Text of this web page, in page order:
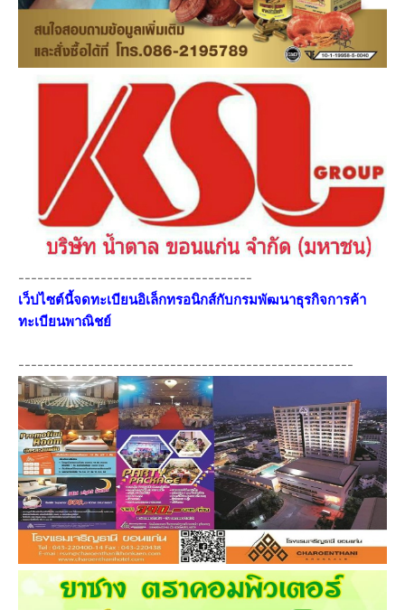
-------------------------------------
เว็ปไซต์นี้จดทะเบียนอิเล็กทรอนิกส์กับกรมพัฒนาธุรกิจการค้า
ทะเบียนพาณิชย์
-----------------------------------------------------